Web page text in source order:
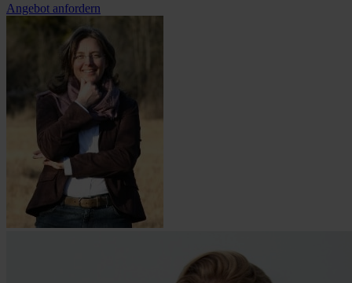
Angebot anfordern